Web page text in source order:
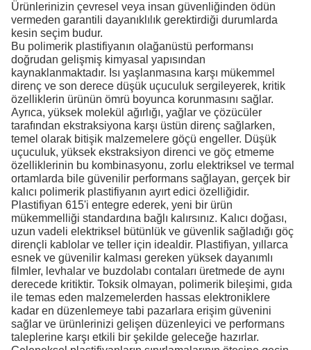
Ürünlerinizin çevresel veya insan güvenliğinden ödün
vermeden garantili dayanıklılık gerektirdiği durumlarda
kesin seçim budur.
Bu polimerik plastifiyanın olağanüstü performansı
doğrudan gelişmiş kimyasal yapısından
kaynaklanmaktadır. Isı yaşlanmasına karşı mükemmel
direnç ve son derece düşük uçuculuk sergileyerek, kritik
özelliklerin ürünün ömrü boyunca korunmasını sağlar.
Ayrıca, yüksek molekül ağırlığı, yağlar ve çözücüler
tarafından ekstraksiyona karşı üstün direnç sağlarken,
temel olarak bitişik malzemelere göçü engeller. Düşük
uçuculuk, yüksek ekstraksiyon direnci ve göç etmeme
özelliklerinin bu kombinasyonu, zorlu elektriksel ve termal
ortamlarda bile güvenilir performans sağlayan, gerçek bir
kalıcı polimerik plastifiyanın ayırt edici özelliğidir.
Plastifiyan 615'i entegre ederek, yeni bir ürün
mükemmelliği standardına bağlı kalırsınız. Kalıcı doğası,
uzun vadeli elektriksel bütünlük ve güvenlik sağladığı göç
dirençli kablolar ve teller için idealdir. Plastifiyan, yıllarca
esnek ve güvenilir kalması gereken yüksek dayanımlı
filmler, levhalar ve buzdolabı contaları üretmede de aynı
derecede kritiktir. Toksik olmayan, polimerik bileşimi, gıda
ile temas eden malzemelerden hassas elektroniklere
kadar en düzenlemeye tabi pazarlara erişim güvenini
sağlar ve ürünlerinizi gelişen düzenleyici ve performans
taleplerine karşı etkili bir şekilde geleceğe hazırlar.